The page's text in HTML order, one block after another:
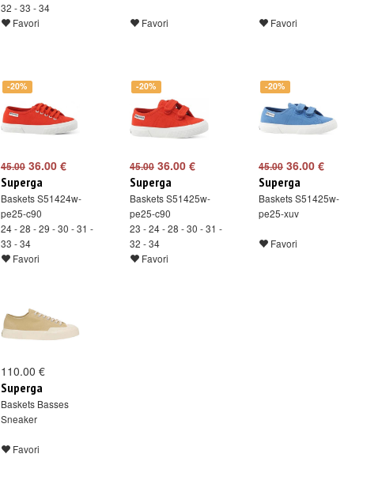
32 - 33 - 34
Favori
Favori Favori
-20%
45.00 36.00 €
Superga
Baskets S51424w-
pe25-c90
24 - 28 - 29 - 30 - 31 -
33 - 34
Favori
-20%
45.00 36.00 €
Superga
Baskets S51425w-
pe25-c90
23 - 24 - 28 - 30 - 31 -
32 - 34
Favori
-20%
45.00 36.00 €
Superga
Baskets S51425w-
pe25-xuv
Favori
110.00 €
Superga
Baskets Basses
Sneaker
Favori